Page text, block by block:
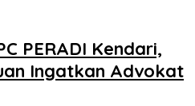
PERADI Kendari,
Ingatkan Advokat